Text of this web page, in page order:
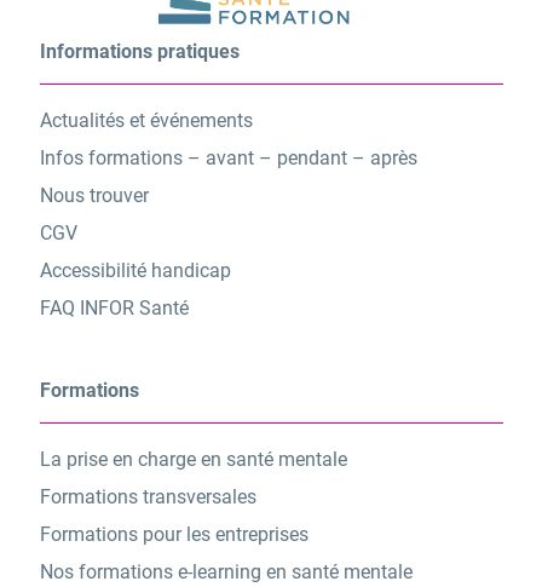
Informations pratiques
Actualités et événements
Infos formations – avant – pendant – après
Nous trouver
CGV
Accessibilité handicap
FAQ INFOR Santé
Formations
La prise en charge en santé mentale
Formations transversales
Formations pour les entreprises
Nos formations e-learning en santé mentale